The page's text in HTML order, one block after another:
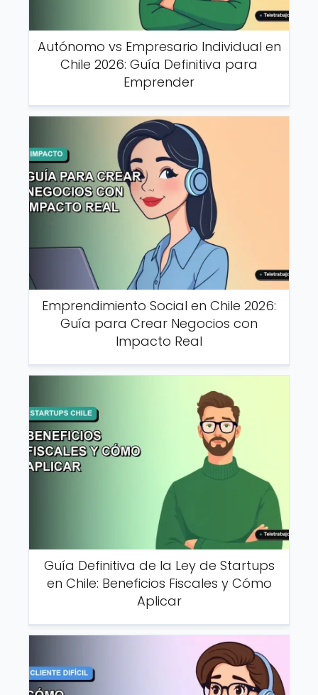
Autónomo vs Empresario Individual en
Chile 2026: Guía Definitiva para
Emprender
Emprendimiento Social en Chile 2026:
Guía para Crear Negocios con
Impacto Real
Guía Definitiva de la Ley de Startups
en Chile: Beneficios Fiscales y Cómo
Aplicar